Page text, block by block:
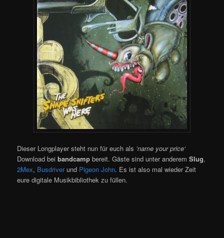
Dieser Longplayer steht nun für euch als ’name your price‘
Download beibandcamp bereit. Gäste sind unter anderemSlug,
2Mex, Busdriverund Pigeon John. Es ist also mal wieder Zeit
eure digitale Musikbibliothek zu füllen.